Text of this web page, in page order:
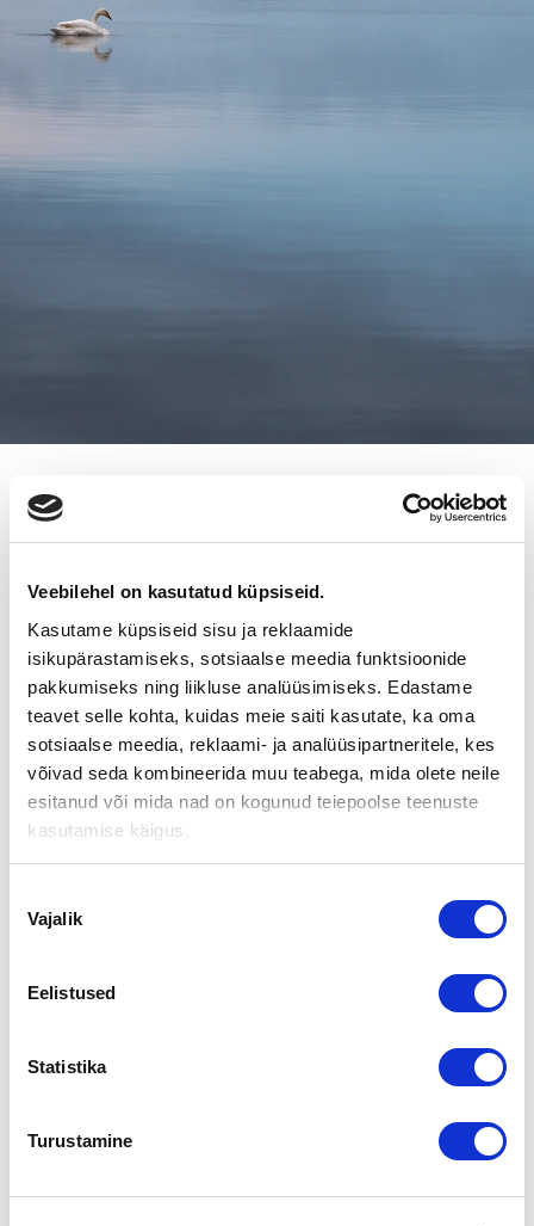
Veebilehel on kasutatud küpsiseid.
Kasutame küpsiseid sisu ja reklaamide
isikupärastamiseks, sotsiaalse meedia funktsioonide
pakkumiseks ning liikluse analüüsimiseks. Edastame
teavet selle kohta, kuidas meie saiti kasutate, ka oma
sotsiaalse meedia, reklaami- ja analüüsipartneritele, kes
võivad seda kombineerida muu teabega, mida olete neile
esitanud või mida nad on kogunud teiepoolse teenuste
kasutamise käigus.
valik
Vajalik
Eelistused
Statistika
Turustamine
YRITYSKAUPPAILTA TURUSSA
NORDEAN YRITYSKAUPPAILTA KESKIVIIKKONA 5.11.2008.
Tervetuloa yrityskaupan teemailtaan, joka on tarkoitettu
yrityksen myyntiä, ostoa tai sukupolvenvaihdosta harkitseville.
Tilaisuus järjestetään keskiviikkona 5.11. klo 18.00-20.30
Nordean Kauppatorin konttorin kokoustiloissa, Yliopistonkatu
16 c, 4 krs. 20100 Turku.
Ilpo Vuori / Nordea, Turun Yrityspalveluyksikkö.
Juha Rantanen / Suomen Yrityskaupat Oy.
Ruohola, Oy
Ilpo Vuori / Nordea, Turun Yrityspalveluyksikkö.